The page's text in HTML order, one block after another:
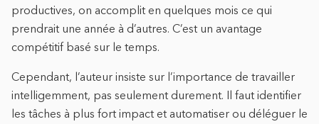
productives, on accomplit en quelques mois ce qui
prendrait une année à d’autres. C’est un avantage
compétitif basé sur le temps.
Cependant, l’auteur insiste sur l’importance de travailler
intelligemment, pas seulement durement. Il faut identifier
les tâches à plus fort impact et automatiser ou déléguer le